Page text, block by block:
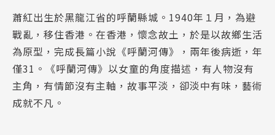
蕭紅出生於黑龍江省的呼蘭縣城。1940年１月，為避
戰亂，移住香港。在香港，懷念故土，於是以故鄉生活
為原型，完成長篇小說《呼蘭河傳》，兩年後病逝，年
僅31。《呼蘭河傳》以女童的角度描述，有人物沒有
主角，有情節沒有主軸，故事平淡，卻淡中有味，藝術
成就不凡。